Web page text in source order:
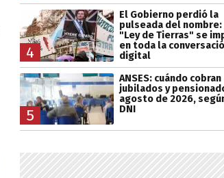
4
El Gobierno perdió la
pulseada del nombre:
"Ley de Tierras" se
en toda la
digital
5
ANSES: cuándo cobran
jubilados y
agosto de 2026,
DNI